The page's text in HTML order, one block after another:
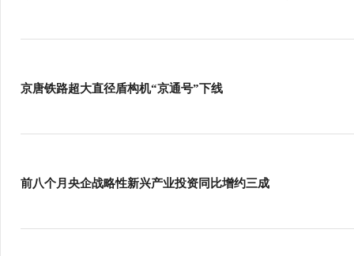
京唐铁路超大直径盾构机“京通号”下线
前八个月央企战略性新兴产业投资同比增约三成